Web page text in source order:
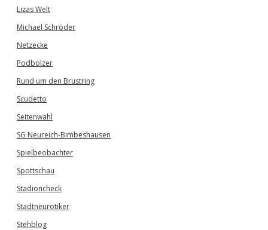
Lizas Welt
Michael Schröder
Netzecke
Podbolzer
Rund um den Brustring
Scudetto
Seitenwahl
SG Neureich-Bimbeshausen
Spielbeobachter
Spottschau
Stadioncheck
Stadtneurotiker
Stehblog